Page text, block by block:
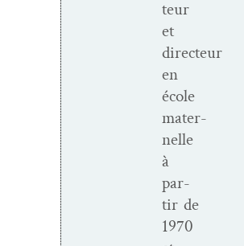
teur
et
directeur
en
école
mater­
nelle
à
par­
tir de
1970